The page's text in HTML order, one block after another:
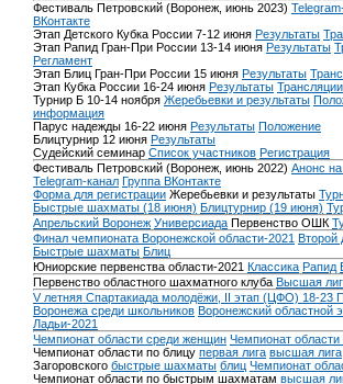
Фестиваль Петровский (Воронеж, июнь 2023)
ВКонтакте
Этап Детского Кубка России 7-12 июня Результаты
Этап Рапид Гран-При России 13-14 июня Результаты
Регламент
Этап Блиц Гран-При России 15 июня Результаты
Этап Кубка России 16-24 июня Результаты Трансляции
Турнир Б 10-14 ноября Жеребьевки и результаты
информация
Парус надежды 16-22 июня Результаты Положение
Блицтурнир 12 июня Результаты
Судейский семинар Список участников Регистрация
Фестиваль Петровский (Воронеж, июнь 2022) Анонс
Telegram-канал Группа ВКонтакте
Форма для регистрации Жеребьевки и результаты
Быстрые шахматы (18 июня) Блицтурнир (19 июня)
Апрельский Воронеж Универсиада Первенство ОШК
Финал чемпионата Воронежской области-2021 Второй
Быстрые шахматы Блиц
Юниорские первенства области-2021 Классика Рапид
Первенство областного шахматного клуба Высшая
V летняя Спартакиада молодёжи, II этап (ЦФО) 18-23
Воронежа среди школьников Воронежский областной
Ладьи-2021
Чемпионат области среди женщин Чемпионат области
Чемпионат области по блицу первая лига высшая лига
Загоровского быстрые шахматы блиц Чемпионат
Чемпионат области по быстрым шахматам высшая